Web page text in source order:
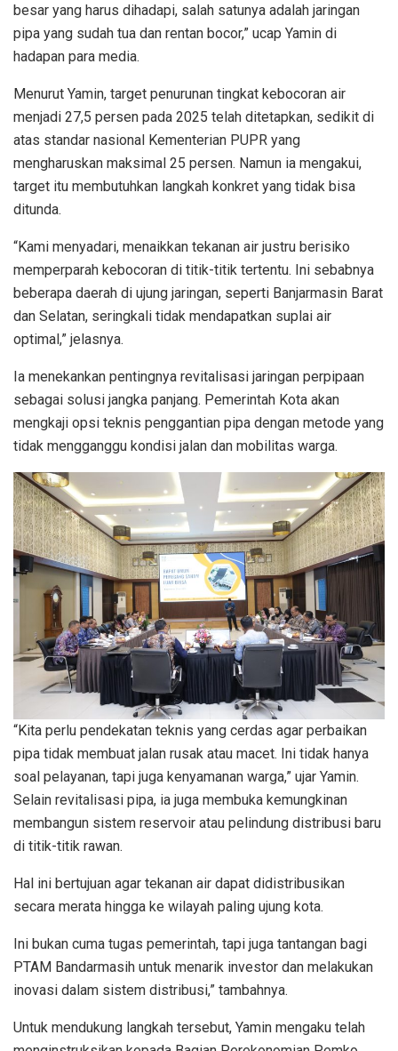
besar yang harus dihadapi, salah satunya adalah jaringan
pipa yang sudah tua dan rentan bocor,” ucap Yamin di
hadapan para media.
Menurut Yamin, target penurunan tingkat kebocoran air
menjadi 27,5 persen pada 2025 telah ditetapkan, sedikit di
atas standar nasional Kementerian PUPR yang
mengharuskan maksimal 25 persen. Namun ia mengakui,
target itu membutuhkan langkah konkret yang tidak bisa
ditunda.
“Kami menyadari, menaikkan tekanan air justru berisiko
memperparah kebocoran di titik-titik tertentu. Ini sebabnya
beberapa daerah di ujung jaringan, seperti Banjarmasin Barat
dan Selatan, seringkali tidak mendapatkan suplai air
optimal,” jelasnya.
Ia menekankan pentingnya revitalisasi jaringan perpipaan
sebagai solusi jangka panjang. Pemerintah Kota akan
mengkaji opsi teknis penggantian pipa dengan metode yang
tidak mengganggu kondisi jalan dan mobilitas warga.
“Kita perlu pendekatan teknis yang cerdas agar perbaikan
pipa tidak membuat jalan rusak atau macet. Ini tidak hanya
soal pelayanan, tapi juga kenyamanan warga,” ujar Yamin.
Selain revitalisasi pipa, ia juga membuka kemungkinan
membangun sistem reservoir atau pelindung distribusi baru
di titik-titik rawan.
Hal ini bertujuan agar tekanan air dapat didistribusikan
secara merata hingga ke wilayah paling ujung kota.
Ini bukan cuma tugas pemerintah, tapi juga tantangan bagi
PTAM Bandarmasih untuk menarik investor dan melakukan
inovasi dalam sistem distribusi,” tambahnya.
Untuk mendukung langkah tersebut, Yamin mengaku telah